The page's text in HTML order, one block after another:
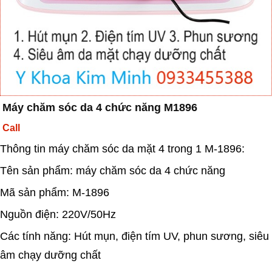
Máy chăm sóc da 4 chức năng M1896
Call
Thông tin máy chăm sóc da mặt 4 trong 1 M-1896:
Tên sản phẩm: máy chăm sóc da 4 chức năng
Mã sản phẩm: M-1896
Nguồn điện: 220V/50Hz
Các tính năng: Hút mụn, điện tím UV, phun sương, siêu
âm chạy dưỡng chất